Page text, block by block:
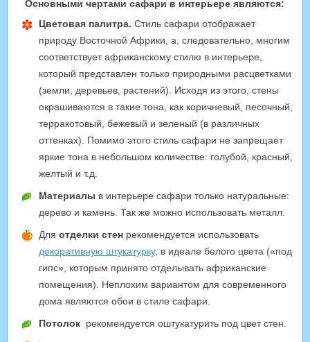
Основными чертами сафари в интерьере являются:
Цветовая палитра. Стиль сафари отображает
природу Восточной Африки, а, следовательно, многим
соответствует африканскому стилю в интерьере,
который представлен только природными расцветками
(земли, деревьев, растений). Исходя из этого, стены
окрашиваются в такие тона, как коричневый, песочный,
терракотовый, бежевый и зеленый (в различных
оттенках). Помимо этого стиль сафари не запрещает
яркие тона в небольшом количестве: голубой, красный,
желтый и т.д.
Материалы в интерьере сафари только натуральные:
дерево и камень. Так же можно использовать металл.
Для отделки стен рекомендуется использовать
декоративную штукатурку, в идеале белого цвета («под
гипс», которым принято отделывать африканские
помещения). Неплохим вариантом для современного
дома являются обои в стиле сафари.
Потолок рекомендуется оштукатурить под цвет стен.